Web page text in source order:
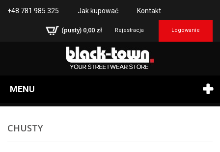
+48 781 985 325 Jak kupować Kontakt
Rejestracja Logowanie
(pusty) 0,00 zł
MENU
CHUSTY